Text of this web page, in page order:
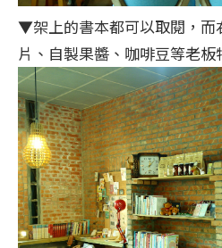
▼架上的書本都可以取閱，而
片、自製果醬、咖啡豆等老板